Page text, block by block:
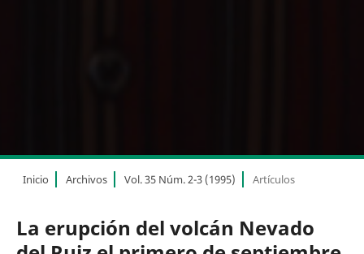
Inicio Archivos Vol. 35 Núm. 2-3 (1995) Artículos
La erupción del volcán Nevado